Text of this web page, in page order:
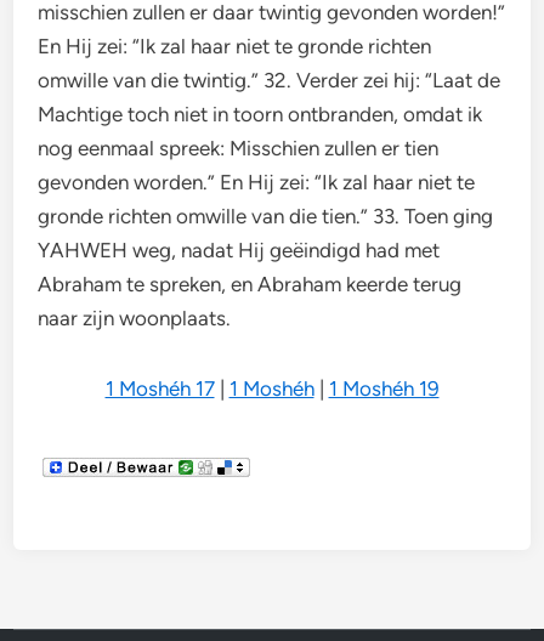
misschien zullen er daar twintig gevonden worden!”
En Hij zei: “Ik zal haar niet te gronde richten
omwille van die twintig.” 32. Verder zei hij: “Laat de
Machtige toch niet in toorn ontbranden, omdat ik
nog eenmaal spreek: Misschien zullen er tien
gevonden worden.” En Hij zei: “Ik zal haar niet te
gronde richten omwille van die tien.” 33. Toen ging
YAHWEH weg, nadat Hij geëindigd had met
Abraham te spreken, en Abraham keerde terug
naar zijn woonplaats.
1 Moshéh 17| 1 Moshéh| 1 Moshéh 19